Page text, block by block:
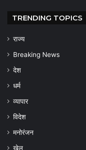
TRENDING TOPICS
राज्य
Breaking News
देश
धर्म
व्यापार
विदेश
मनोरंजन
खेल